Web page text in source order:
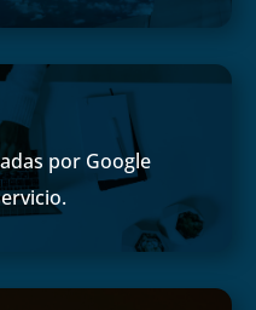
por Google